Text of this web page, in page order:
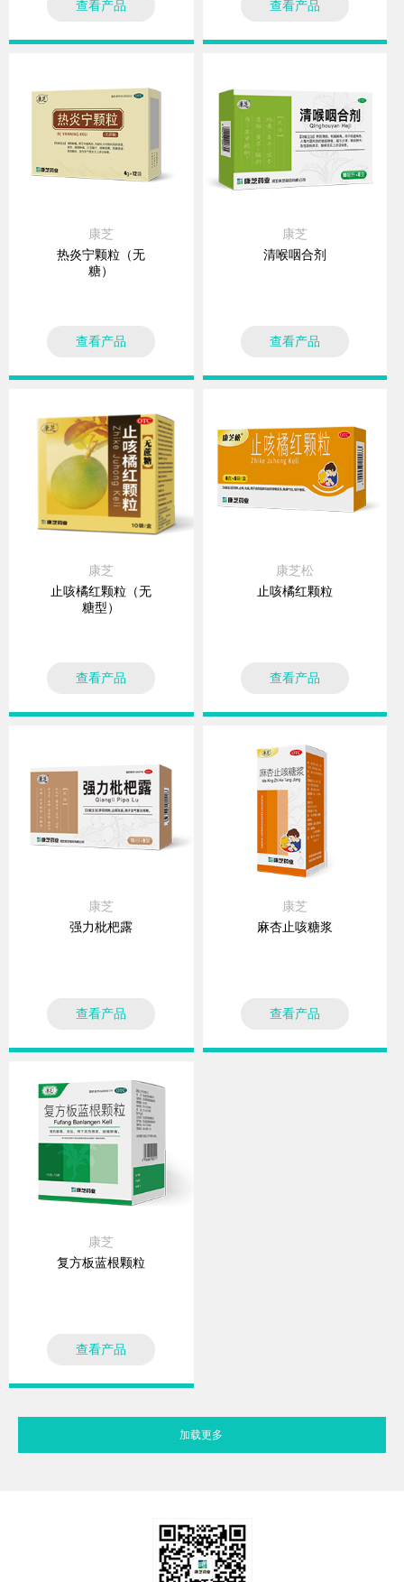
查看产品 查看产品
康芝
热炎宁颗粒（无
糖）
查看产品
康芝
清喉咽合剂
查看产品
康芝
止咳橘红颗粒（无
糖型）
查看产品
康芝松
止咳橘红颗粒
查看产品
康芝
强力枇杷露
查看产品
康芝
麻杏止咳糖浆
查看产品
康芝
复方板蓝根颗粒
查看产品
加载更多